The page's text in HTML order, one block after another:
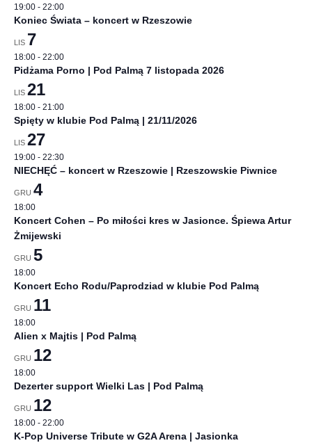
19:00 - 22:00
Koniec Świata – koncert w Rzeszowie
LIS 7
18:00 - 22:00
Pidżama Porno | Pod Palmą 7 listopada 2026
LIS 21
18:00 - 21:00
Spięty w klubie Pod Palmą | 21/11/2026
LIS 27
19:00 - 22:30
NIECHĘĆ – koncert w Rzeszowie | Rzeszowskie Piwnice
GRU 4
18:00
Koncert Cohen – Po miłości kres w Jasionce. Śpiewa Artur
Żmijewski
GRU 5
18:00
Koncert Echo Rodu/Paprodziad w klubie Pod Palmą
GRU 11
18:00
Alien x Majtis | Pod Palmą
GRU 12
18:00
Dezerter support Wielki Las | Pod Palmą
GRU 12
18:00 - 22:00
K-Pop Universe Tribute w G2A Arena | Jasionka